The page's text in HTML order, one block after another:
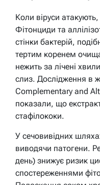
Коли віруси
Фітонциди та
стінки бактерій,
тертим коренем
нежить за лічені
слиз. Дослідження в
Complementary and
показали, що
стафілококи.
У сечовивідних
виводячи патогени.
день) знижує ризик
спостереженнями